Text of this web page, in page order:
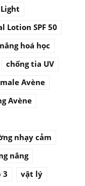
Lotion SPF 50
hoá học
chống tia UV
Avène
Avène
nhạy cảm
nắng
3
vật lý